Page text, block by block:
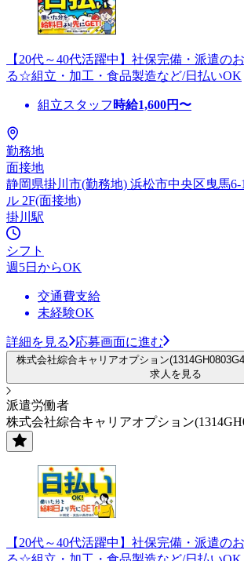
【20代～40代活躍中】社保完備・派遣の
る☆組立・加工・食品製造など/日払いOK
組立スタッフ 時給1,600円〜
勤務地
面接地
静岡県掛川市(勤務地) 浜松市中央区曳馬6-
ル 2F(面接地)
掛川駅
シフト
週5日からOK
交通費支給
未経験OK
詳細を見る 応募画面に進む
株式会社綜合キャリアオプション
求人を見る
派遣労働者
株式会社綜合キャリアオプション
【20代～40代活躍中】社保完備・派遣の